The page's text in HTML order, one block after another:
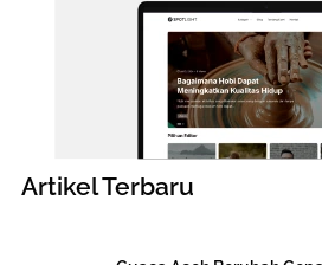
Artikel Terbaru